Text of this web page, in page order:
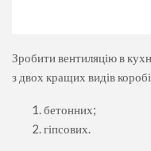
Зробити вентиляцію в
з двох кращих видів
бетонних;
гіпсових.